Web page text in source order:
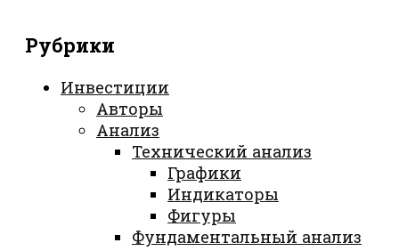
Рубрики
Инвестиции
Авторы
Анализ
Технический анализ
Графики
Индикаторы
Фигуры
Фундаментальный анализ